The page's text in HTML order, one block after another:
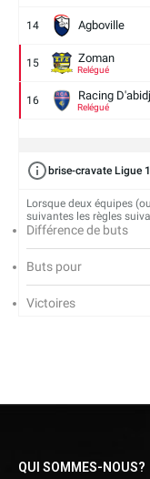
14 Agboville
15 Zoman
Relégué
16 Racing
Relégué
brise-cravate Ligue 1
Lorsque deux équipes
suivantes les règles
Différence de buts
Buts pour
Victoires
QUI SOMMES-NOUS?